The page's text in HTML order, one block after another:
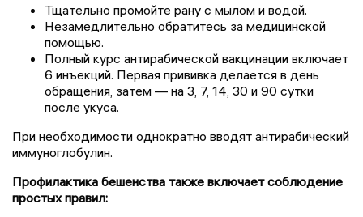
Тщательно промойте рану с мылом и водой.
Незамедлительно обратитесь за медицинской
помощью.
Полный курс антирабической вакцинации включает
6 инъекций. Первая прививка делается в день
обращения, затем — на 3, 7, 14, 30 и 90 сутки
после укуса.
При необходимости однократно вводят антирабический
иммуноглобулин.
Профилактика бешенства также включает соблюдение
простых правил: